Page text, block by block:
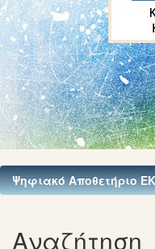
Ψηφιακό Αποθετήριο
Αναζήτηση